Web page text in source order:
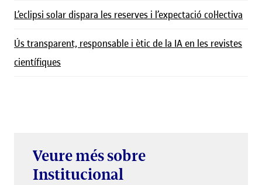
L’eclipsi solar dispara les reserves i l’expectació col·lectiva
Ús transparent, responsable i ètic de la IA en les revistes
científiques
Veure més sobre
Institucional